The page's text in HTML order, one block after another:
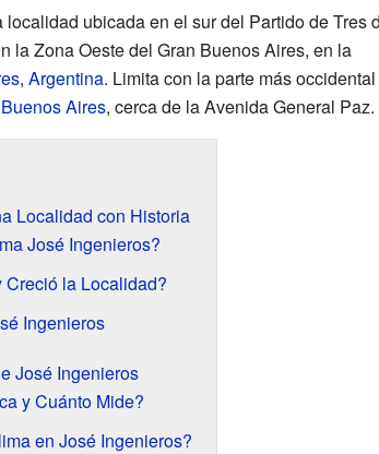
ubicada en el sur del Partido de Tres
la Zona Oeste del Gran Buenos Aires, en la
, Argentina. Limita con la parte más
Aires, cerca de la Avenida General Paz.
Localidad con Historia
José Ingenieros?
Creció la Localidad?
Ingenieros
José Ingenieros
y Cuánto Mide?
en José Ingenieros?